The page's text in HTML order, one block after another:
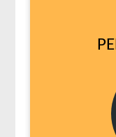
Royal Canin Gato
Royal Canin Gato
Royal Canin Gato